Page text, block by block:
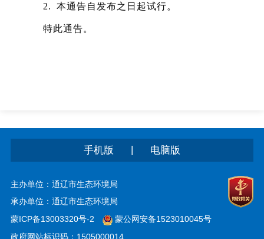
2. 本通告自发布之日起试行。
特此通告。
手机版 电脑版
主办单位：通辽市生态环境局
承办单位：通辽市生态环境局
蒙ICP备13003320号-2
蒙公网安备1523010045号
政府网站标识码：1505000014